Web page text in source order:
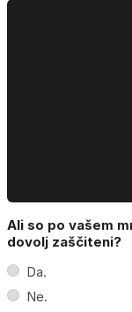
Ali so po vašem
dovolj zaščiteni?
Da.
Ne.